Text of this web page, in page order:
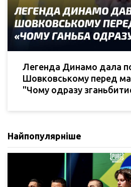
Легенда Динамо дала
Шовковському перед
"Чому одразу
Найпопулярніше